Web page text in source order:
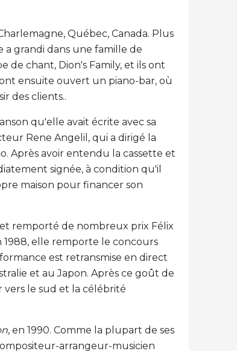
Québec, Canada. Plus
a grandi dans une famille de
de chant, Dion's Family, et ils ont
ensuite ouvert un piano-bar, où
des clients..
qu'elle avait écrite avec sa
Rene Angelil, qui a dirigé la
Après avoir entendu la cassette et
signée, à condition qu'il
maison pour financer son
remporté de nombreux prix Félix
elle remporte le concours
est retransmise en direct
et au Japon. Après ce goût de
le sud et la célébrité
, en 1990. Comme la plupart de ses
arrangeur-musicien